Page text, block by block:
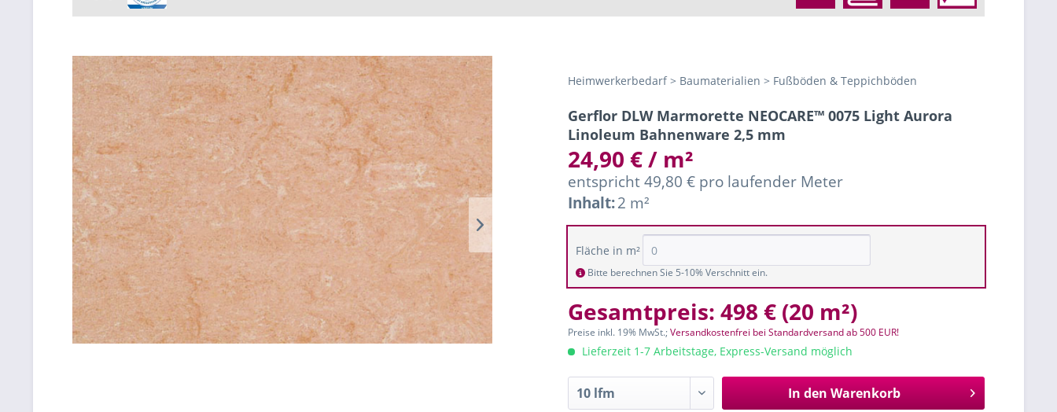
Heimwerkerbedarf > Baumaterialien > Fußböden & Teppichböden
Gerflor DLW Marmorette NEOCARE™ 0075 Light Aurora
Linoleum Bahnenware 2,5 mm
24,90 € / m²
entspricht 49,80 € pro laufender Meter
Inhalt:2 m²
Fläche in m²
Bitte berechnen Sie 5-10% Verschnitt ein.
Gesamtpreis: 498 € (20 m²)
Preise inkl. 19% MwSt.;Versandkostenfrei bei Standardversand ab 500 EUR!
Lieferzeit 1-7 Arbeitstage, Express-Versand möglich
In den Warenkorb